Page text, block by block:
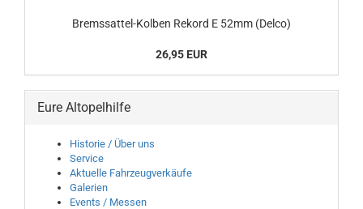
Bremssattel-Kolben Rekord E 52mm (Delco)
26,95 EUR
Eure Altopelhilfe
Historie / Über uns
Service
Aktuelle Fahrzeugverkäufe
Galerien
Events / Messen